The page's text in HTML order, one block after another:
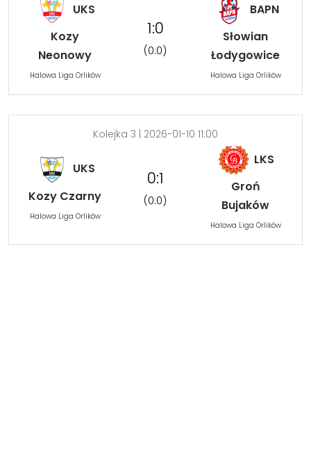
UKS
Kozy
Neonowy
Halowa Liga Orlików
1:0
(0:0)
BAPN
Słowian
Łodygowice
Halowa Liga Orlików
Kolejka 3 | 2026-01-10 11:00
UKS
Kozy Czarny
Halowa Liga Orlików
0:1
(0:0)
LKS
Groń
Bujaków
Halowa Liga Orlików